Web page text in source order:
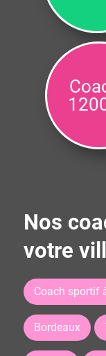
Nos
votre
Coach sportif
Bordeaux